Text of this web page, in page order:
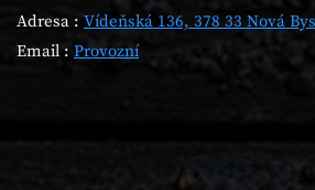
Adresa : Vídeňská 136, 378 33 Nová
Email : Provozní